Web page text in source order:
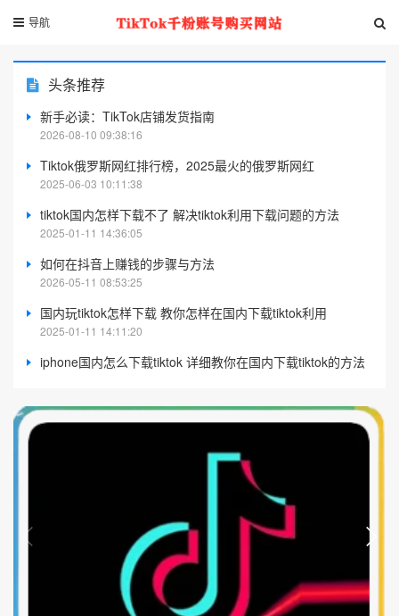
导航
头条推荐
新手必读：TikTok店铺发货指南
2026-08-10 09:38:16
Tiktok俄罗斯网红排行榜，2025最火的俄罗斯网红
2025-06-03 10:11:38
tiktok国内怎样下载不了 解决tiktok利用下载问题的方法
2025-01-11 14:36:05
如何在抖音上赚钱的步骤与方法
2026-05-11 08:53:25
国内玩tiktok怎样下载 教你怎样在国内下载tiktok利用
2025-01-11 14:11:20
iphone国内怎么下载tiktok 详细教你在国内下载tiktok的方法
TikTok如何加入公会，详细解析公会入驻流程
2025-08-11 14:18:39
苹果如何装上tiktok 详解苹果手机安装tiktok的步骤